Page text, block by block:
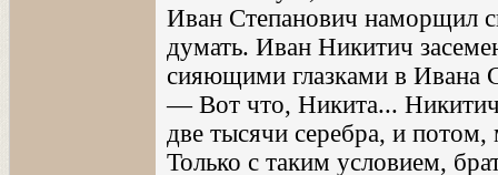
Иван Степанович наморщил
думать. Иван Никитич
сияющими глазками в Ивана
— Вот что, Никита...
две тысячи серебра, и
Только с таким условием,